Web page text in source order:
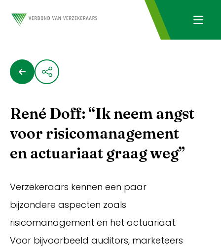
René Doff: “Ik neem angst
voor risicomanagement
en actuariaat graag weg”
Verzekeraars kennen een paar
bijzondere aspecten zoals
risicomanagement en het actuariaat.
Voor bijvoorbeeld auditors, marketeers